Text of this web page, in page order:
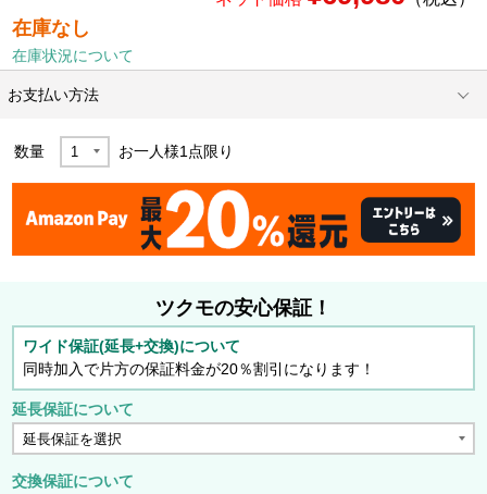
在庫なし
在庫状況について
お支払い方法
数量 お一人様1点限り
ツクモの安心保証！
ワイド保証(延長+交換)について
同時加入で片方の保証料金が20％割引になります！
延長保証について
交換保証について